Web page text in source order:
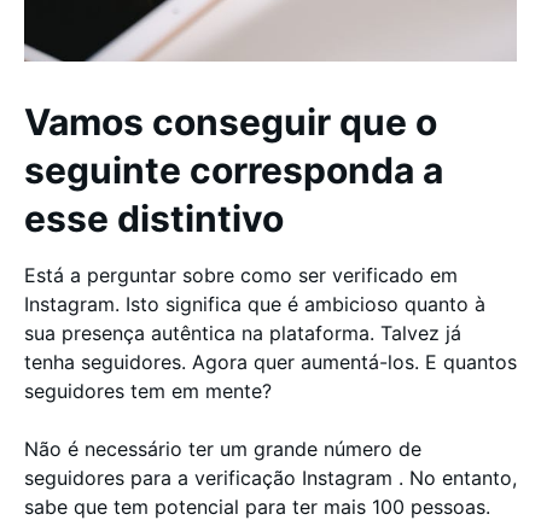
Vamos conseguir que o
seguinte corresponda a
esse distintivo
Está a perguntar sobre como ser verificado em
Instagram. Isto significa que é ambicioso quanto à
sua presença autêntica na plataforma. Talvez já
tenha seguidores. Agora quer aumentá-los. E quantos
seguidores tem em mente?
Não é necessário ter um grande número de
seguidores para a verificação Instagram . No entanto,
sabe que tem potencial para ter mais 100 pessoas.